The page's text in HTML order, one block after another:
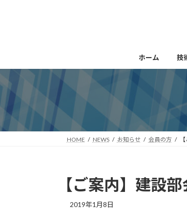
キ
プ
に
動
ホーム 技
HOME NEWS お知らせ 会員の方
【ご案内】建設
2019年1月8日